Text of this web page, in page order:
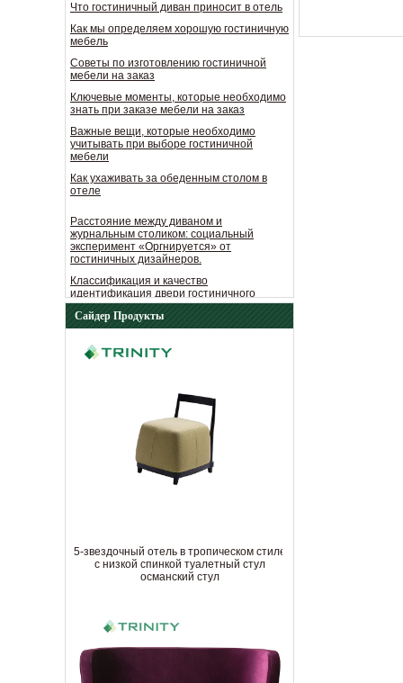
Как мы определяем хорошую гостиничную
мебель
Советы по изготовлению гостиничной
мебели на заказ
Ключевые моменты, которые необходимо
знать при заказе мебели на заказ
Важные вещи, которые необходимо
учитывать при выборе гостиничной
мебели
Как ухаживать за обеденным столом в
отеле
журнальным столиком: социальный
эксперимент «Оргнируется» от
гостиничных дизайнеров.
Классификация и качество
идентификация двери гостиничного
номера
Принципы оформления отеля.
Что гостиничный диван приносит в отель
Как мы определяем хорошую гостиничную
Ключевые моменты, которые необходимо
знать при заказе мебели на заказ
Важные вещи, которые необходимо
учитывать при выборе гостиничной
Сайдер Продукты
5-звездочный отель в тропическом стиле
с низкой спинкой туалетный стул
османский стул